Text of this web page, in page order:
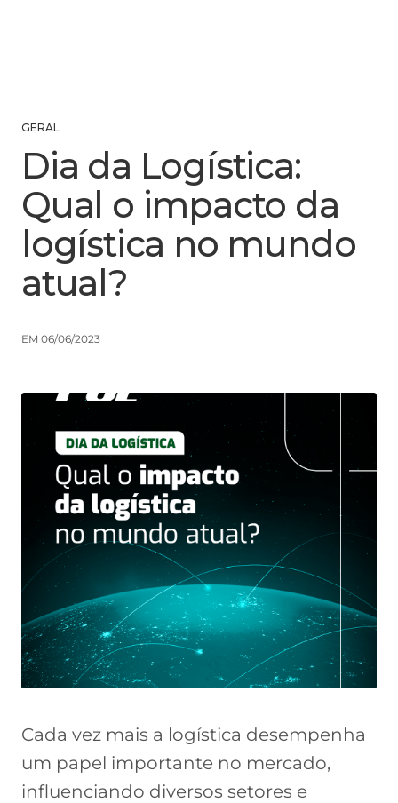
GERAL
Dia da Logística:
Qual o impacto da
logística no mundo
atual?
EM 06/06/2023
Cada vez mais a logística desempenha
um papel importante no mercado,
influenciando diversos setores e